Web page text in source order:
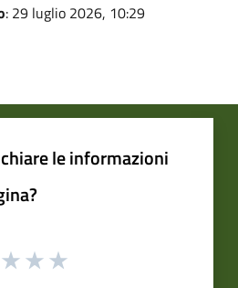
: 29 luglio 2026, 10:29
le informazioni